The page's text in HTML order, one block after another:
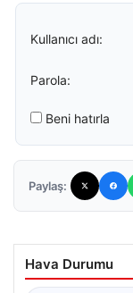
Kullanıcı adı:
Parola:
Beni hatırla
Paylaş:
Hava Durumu